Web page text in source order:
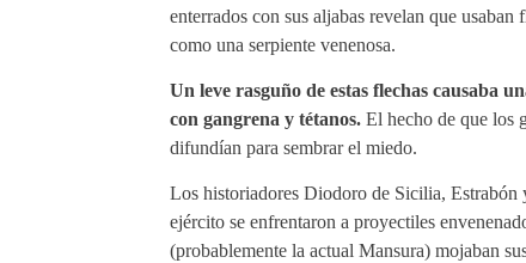
enterrados con sus aljabas revelan que
como una serpiente venenosa.
Un leve rasguño de estas flechas causaba
con gangrena y tétanos. El hecho de que los
difundían para sembrar el miedo.
Los historiadores Diodoro de Sicilia,
ejército se enfrentaron a proyectiles
(probablemente la actual Mansura) mojaban